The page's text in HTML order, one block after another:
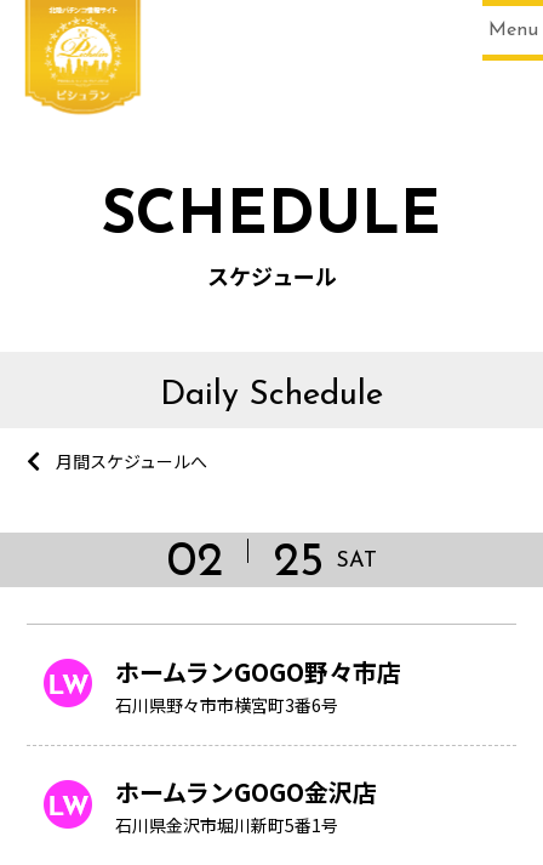
Menu
SCHEDULE
スケジュール
Daily Schedule
月間スケジュールへ
02 25 SAT
ホームランGOGO野々市店
石川県野々市市横宮町3番6号
ホームランGOGO金沢店
石川県金沢市堀川新町5番1号